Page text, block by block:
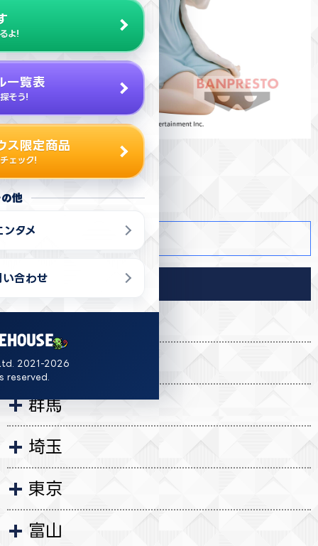
よ!
一覧表
そう!
ス限定商品
ェック!
他
ンタメ
い合わせ
2021-2026
reserved.
商品詳細
導入店舗
茨城
群馬
埼玉
東京
富山